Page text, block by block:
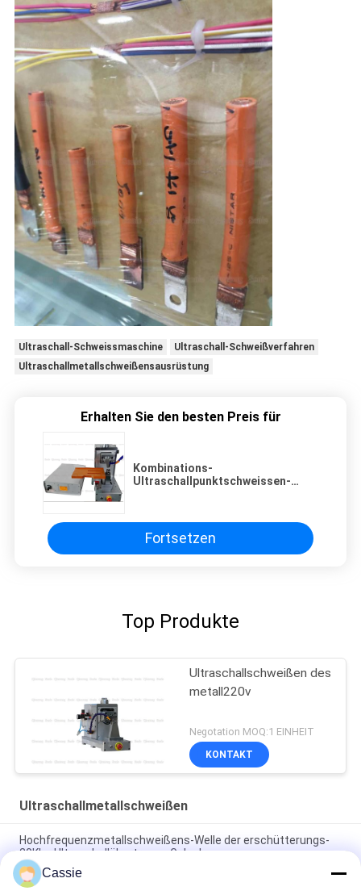
Ultraschall-Schweissmaschine
Ultraschall-Schweißverfahren
Ultraschallmetallschweißensausrüstung
Erhalten Sie den besten Preis für
Kombinations-
Ultraschallpunktschweissen-
Fortsetzen
Top Produkte
Ultraschallschweißen des
metall220v
Negotation MOQ:1 EINHEIT
KONTAKT
Ultraschallmetallschweißen
Hochfrequenzmetallschweißens-Welle der erschütterungs-
20Khz Ultraschallübertragen Gelenk
Rohr 3000w, das Ultraschalldichtungs-Maschine für
Cassie